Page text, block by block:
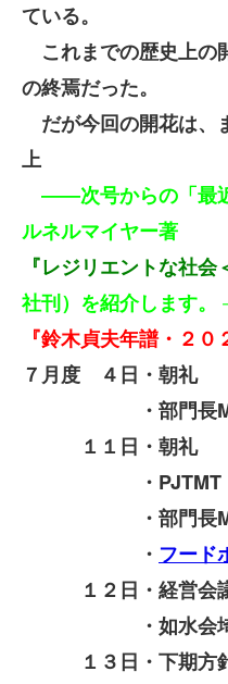
ている。
これまでの歴史上の
の終焉だった。
だが今回の開花は
上
――次号からの「最
ルネルマイヤー著
『レジリエントな社会
社刊）を紹介します。
『鈴木貞夫年譜・２
７月度 ４日・朝礼
・部門長
１１日・朝礼
・PJTMT
・部門長
・ フード
１２日・経営会
・如水会埼玉南
１３日・下期方